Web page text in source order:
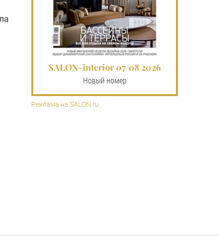
SALON-interior 07/08 2026
Новый номер
Реклама на SALON.ru